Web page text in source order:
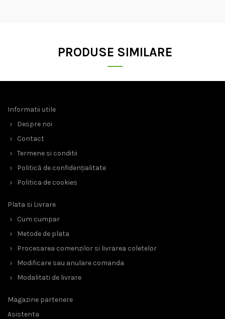
PRODUSE SIMILARE
Informatii utile
Despre noi
Contact
Termene si conditii
Politică de confidențialitate
Politica de cookies
Plata si Livrare
Cum cumpar
Metode de plata
Procesarea comenzilor si livrarea coletelor
Modificare sau anulare comanda
Modalitati de livrare
Magazine partenere
Asistenta